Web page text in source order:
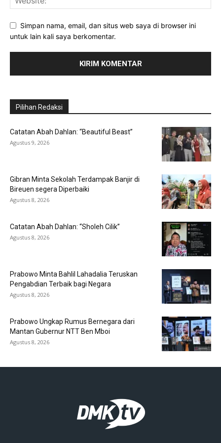
Simpan nama, email, dan situs web saya di browser ini
untuk lain kali saya berkomentar.
Pilihan Redaksi
Catatan Abah Dahlan: “Beautiful Beast”
Agustus 9, 2026
Gibran Minta Sekolah Terdampak Banjir di
Bireuen segera Diperbaiki
Agustus 8, 2026
Catatan Abah Dahlan: “Sholeh Cilik”
Agustus 8, 2026
Prabowo Minta Bahlil Lahadalia Teruskan
Pengabdian Terbaik bagi Negara
Agustus 8, 2026
Prabowo Ungkap Rumus Bernegara dari
Mantan Gubernur NTT Ben Mboi
Agustus 8, 2026